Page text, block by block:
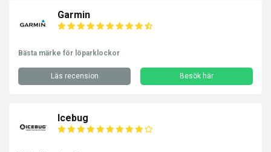
Garmin
Bästa märke för löparklockor
Läs recension Besök här
Icebug